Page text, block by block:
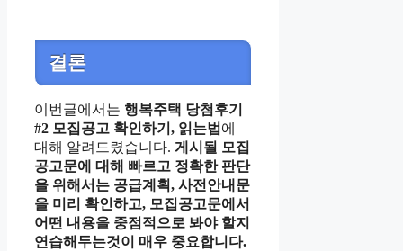
결론
이번글에서는 행복주택 당첨후기
#2 모집공고 확인하기, 읽는법 에
대해 알려드렸습니다. 게시될 모집
공고문에 대해 빠르고 정확한 판단
을 위해서는 공급계획, 사전안내문
을 미리 확인하고, 모집공고문에서
어떤 내용을 중점적으로 봐야 할지
연습해두는것이 매우 중요합니다.